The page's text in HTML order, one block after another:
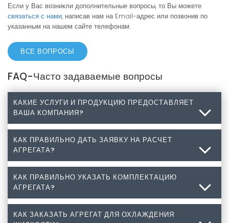
Если у Вас возникли дополнительные вопросы, то Вы можете
связаться с нами, написав нам на Email-адрес или позвонив по
указанным на нашем сайте телефонам.
ВСЕ ВОПРОСЫ
FAQ-Часто задаваемые вопросы
КАКИЕ УСЛУГИ И ПРОДУКЦИЮ ПРЕДОСТАВЛЯЕТ
ВАША КОМПАНИЯ?
Какие услуги и продукцию предоставляет Ваша
Разработка, изготовление, монтаж промышленного
холодильного оборудования, а также комплектующие
для холодильного оборудования: компрессоры,
конденсаторы, испарители, медные трубы, медные
КАК ПРАВИЛЬНО ДАТЬ ЗАЯВКУ НА РАСЧЕТ
АГРЕГАТА?
Как правильно дать заявку на расчет агрегата?
1. Прежде всего необходим размер самой камеры.
Если камера уже существует, то ее фактические
КАК ПРАВИЛЬНО УКАЗАТЬ КОМПЛЕКТАЦИЮ
АГРЕГАТА?
Как правильно указать комплектацию агрегата?
КАК ЗАКАЗАТЬ АГРЕГАТ ДЛЯ ОХЛАЖДЕНИЯ